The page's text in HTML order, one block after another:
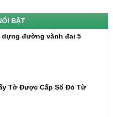
BẬT
dựng đường vành đai 5
Tờ Được Cấp Sổ Đỏ Từ